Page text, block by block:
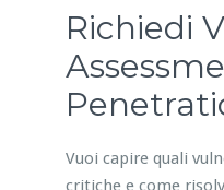
Richiedi
Vuoi capire quali
critiche e come